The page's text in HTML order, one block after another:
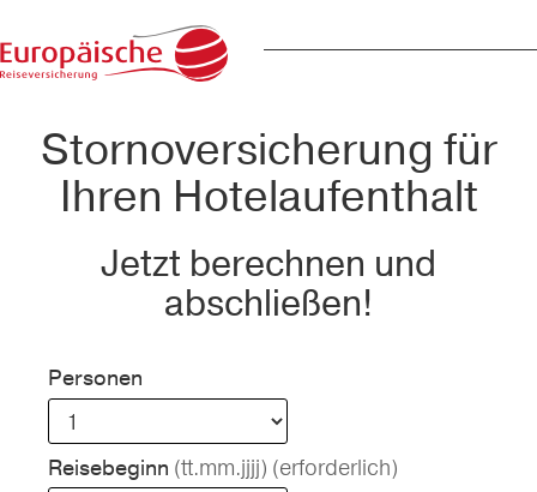
Stornoversicherung für
Ihren Hotelaufenthalt
Jetzt berechnen und
abschließen!
Personen
Reisebeginn (tt.mm.jjjj) (erforderlich)